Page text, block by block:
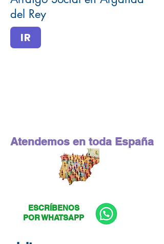
del Rey
IR
Atendemos en toda España
ESCRÍBENOS
POR WHATSAPP